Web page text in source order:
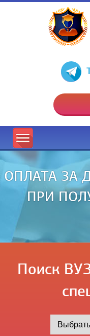
ОПЛАТА ЗА
ПРИ
Поиск